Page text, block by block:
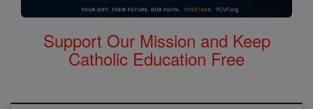
Support Our Mission and Keep
Catholic Education Free